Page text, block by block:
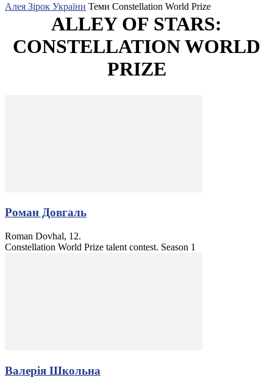
Алея Зірок України Теми Constellation World Prize
ALLEY OF STARS:
CONSTELLATION WORLD
PRIZE
Роман Довгаль
Roman Dovhal, 12.
Constellation World Prize talent contest. Season 1
Валерія Школьна